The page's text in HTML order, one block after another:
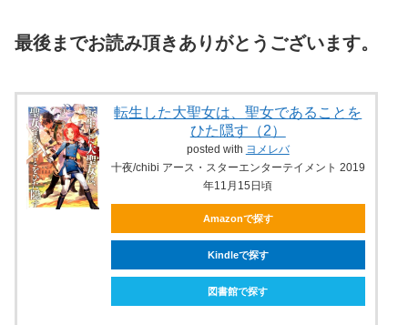
最後までお読み頂きありがとうございます。
転生した大聖女は、聖女であることを
ひた隠す（2）
posted with ヨメレバ
十夜/chibi アース・スターエンターテイメント 2019
年11月15日頃
Amazonで探す
Kindleで探す
図書館で探す